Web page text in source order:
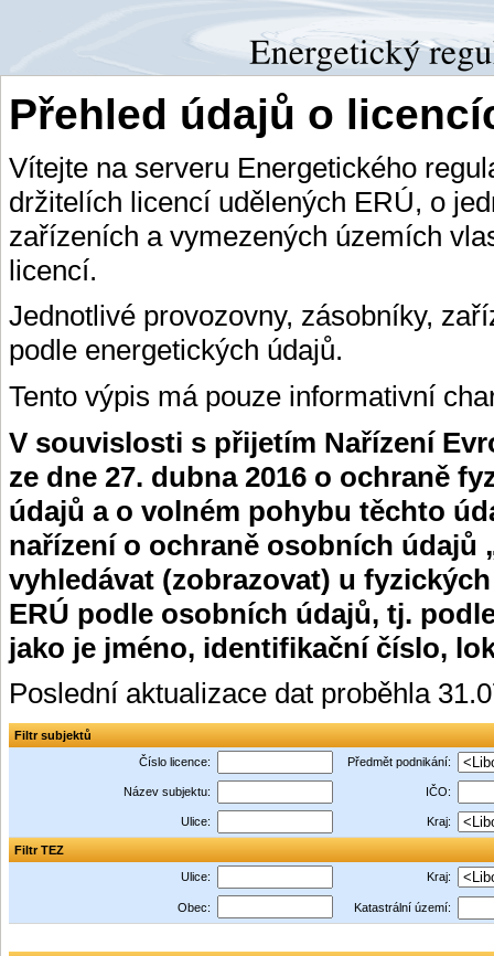
Přehled údajů o
Vítejte na serveru Energetického
držitelích licencí udělených ERÚ, o
zařízeních a vymezených územích
licencí.
Jednotlivé provozovny, zásobníky,
podle energetických údajů.
Tento výpis má pouze informativní
V souvislosti s přijetím Nařízení
ze dne 27. dubna 2016 o ochraně
údajů a o volném pohybu těchto
nařízení o ochraně osobních údajů
vyhledávat (zobrazovat) u
ERÚ podle osobních údajů, tj.
jako je jméno, identifikační číslo,
Poslední aktualizace dat proběhla
Filtr subjektů
Číslo licence:
Předmět podnikání:
Název subjektu: IČO:
Ulice: Kraj:
Filtr TEZ
Ulice:
Kraj:
Obec: Katastrální území: